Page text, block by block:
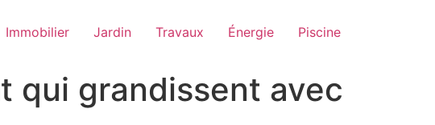
Immobilier Jardin Travaux Énergie Piscine
qui grandissent avec